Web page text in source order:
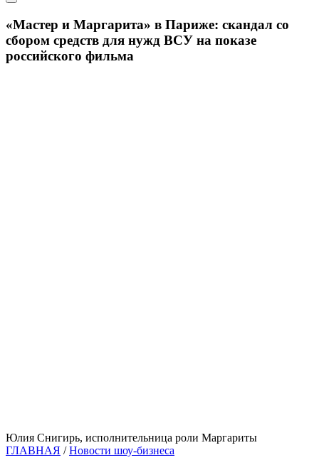
«Мастер и Маргарита» в Париже: скандал со
сбором средств для нужд ВСУ на показе
российского фильма
Юлия Снигирь, исполнительница роли Маргариты
ГЛАВНАЯ /Новости шоу-бизнеса